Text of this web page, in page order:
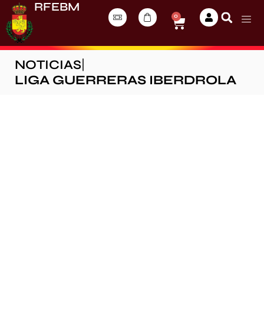
RFEBM
0
NOTICIAS
LIGA GUERRERAS IBERDROLA